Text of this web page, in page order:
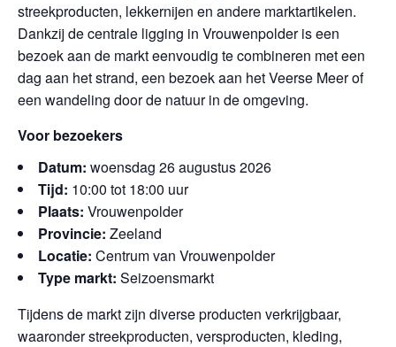
streekproducten, lekkernijen en andere marktartikelen.
Dankzij de centrale ligging in Vrouwenpolder is een
bezoek aan de markt eenvoudig te combineren met een
dag aan het strand, een bezoek aan het Veerse Meer of
een wandeling door de natuur in de omgeving.
Voor bezoekers
Datum: woensdag 26 augustus 2026
Tijd: 10:00 tot 18:00 uur
Plaats: Vrouwenpolder
Provincie: Zeeland
Locatie: Centrum van Vrouwenpolder
Type markt: Seizoensmarkt
Tijdens de markt zijn diverse producten verkrijgbaar,
waaronder streekproducten, versproducten, kleding,